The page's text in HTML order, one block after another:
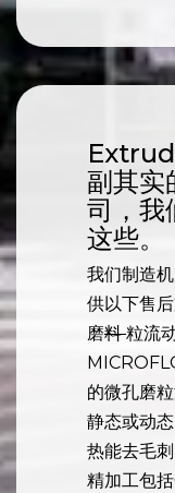
副其实
司，我
这些。
我们制造机
供以下售
磨料粒流
的微孔磨
静态或动
热能去毛